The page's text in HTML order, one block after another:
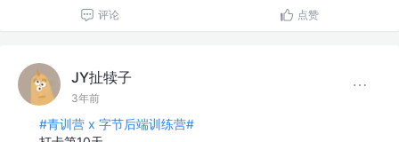
评论 点赞
JY扯犊子
3年前
#青训营 x 字节后端训练营#